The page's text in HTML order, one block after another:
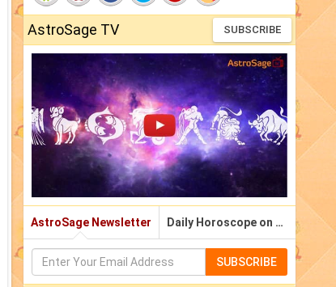
AstroSage TV SUBSCRIBE
AstroSage Newsletter Daily Horoscope on Email
SUBSCRIBE